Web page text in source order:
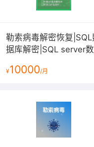
勒索病毒解密恢复|SQL
据库解密|SQL server数
修复服务
¥10000/月